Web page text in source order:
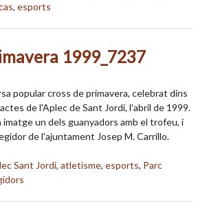
, esports
1999_7237
popular cross de primavera, celebrat dins
de l'Aplec de Sant Jordi, l'abril de 1999.
imatge un dels guanyadors amb el trofeu, i
de l'ajuntament Josep M. Carrillo.
Sant Jordi, atletisme, esports, Parc